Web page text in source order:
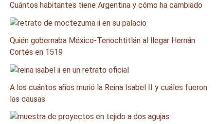
Cuántos habitantes tiene Argentina y cómo ha cambiado
Quién gobernaba México-Tenochtitlán al llegar Hernán
Cortés en 1519
A los cuántos años murió la Reina Isabel II y cuáles fueron
las causas